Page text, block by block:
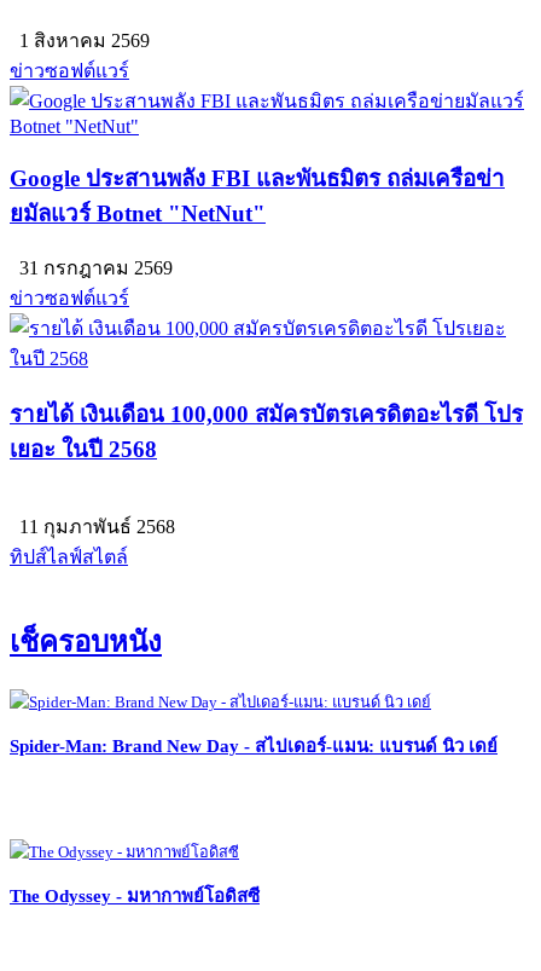
1 สิงหาคม 2569
ข่าวซอฟต์แวร์
Google ประสานพลัง FBI และพันธมิตร ถล่มเครือข่า
ยมัลแวร์ Botnet "NetNut"
31 กรกฎาคม 2569
ข่าวซอฟต์แวร์
รายได้ เงินเดือน 100,000 สมัครบัตรเครดิตอะไรดี โปร
เยอะ ในปี 2568
11 กุมภาพันธ์ 2568
ทิปส์ไลฟ์สไตล์
เช็ครอบหนัง
Spider-Man: Brand New Day - สไปเดอร์-แมน: แบรนด์ นิว เดย์
The Odyssey - มหากาพย์โอดิสซี